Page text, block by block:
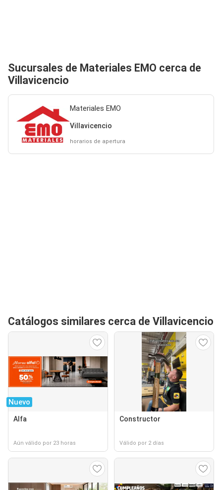
Sucursales de Materiales EMO cerca de
Villavicencio
Materiales EMO
Villavicencio
horarios de apertura
Catálogos similares cerca de Villavicencio
Nuevo
Alfa
Aún válido por 23 horas
Constructor
Válido por 2 días